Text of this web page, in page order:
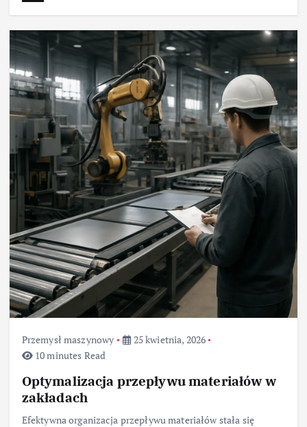
Przemysł maszynowy
25 kwietnia, 2026
10 minutes Read
Optymalizacja przepływu materiałów w
zakładach
Efektywna organizacja przepływu materiałów stała się